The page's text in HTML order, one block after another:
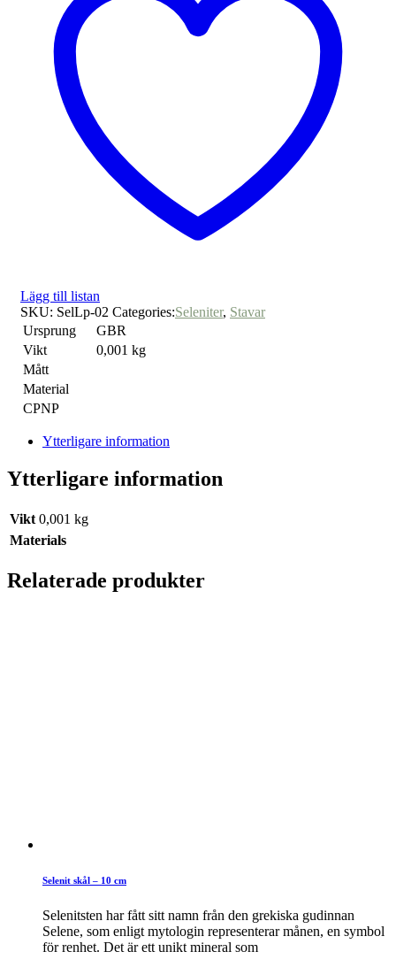
Lägg till listan
SKU: SelLp-02 Categories:Seleniter, Stavar
Ursprung
GBR
Vikt
0,001 kg
Mått
Material
CPNP
Ytterligare information
Ytterligare information
Vikt 0,001 kg
Materials
Relaterade produkter
Selenit skål – 10 cm
Selenitsten har fått sitt namn från den grekiska gudinnan
Selene, som enligt mytologin representerar månen, en symbol
för renhet. Det är ett unikt mineral som